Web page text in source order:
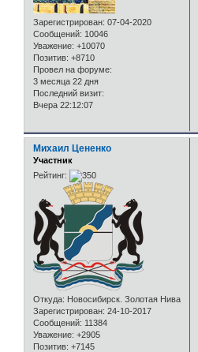
Зарегистрирован: 07-04-2020
Сообщений: 10046
Уважение: +10070
Позитив: +8710
Провел на форуме:
3 месяца 22 дня
Последний визит:
Вчера 22:12:07
Михаил Цененко
Участник
Рейтинг:
Откуда: Новосибирск. Золотая Нива
Зарегистрирован: 24-10-2017
Сообщений: 11384
Уважение: +2905
Позитив: +7145